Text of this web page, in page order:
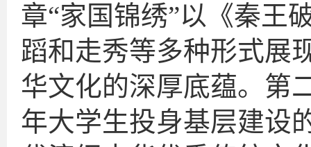
章“家国锦绣”以《秦王
蹈和走秀等多种形式展
华文化的深厚底蕴。第
年大学生投身基层建设